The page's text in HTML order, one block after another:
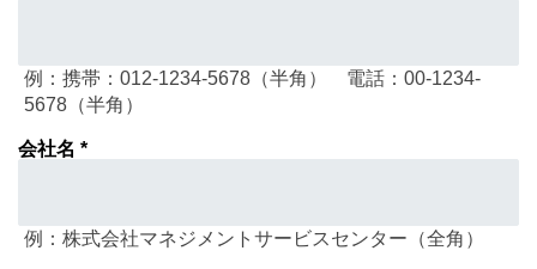
例：携帯：012-1234-5678（半角） 電話：00-1234-
5678（半角）
会社名 *
例：株式会社マネジメントサービスセンター（全角）